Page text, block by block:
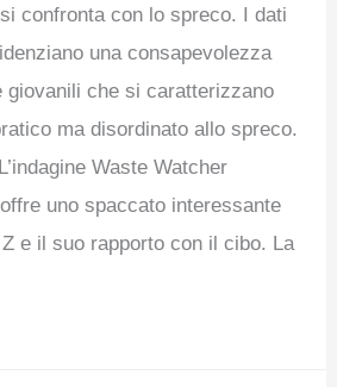
confronta con lo spreco. I dati
una consapevolezza
giovanili che si caratterizzano
ma disordinato allo spreco.
Waste Watcher
uno spaccato interessante
e il suo rapporto con il cibo. La